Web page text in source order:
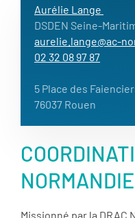
Aurélie Lange
DSDEN Seine-
aurelie.lange@ac-
02 32 08 97 87
5 Place des
76037 Rouen
Missionné par la